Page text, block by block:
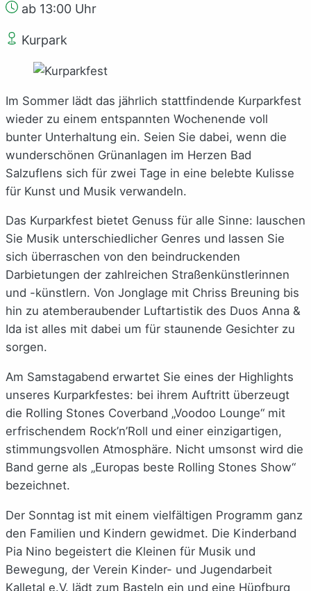
ab 13:00 Uhr
Kurpark
Im Sommer lädt das jährlich stattfindende Kurparkfest
wieder zu einem entspannten Wochenende voll
bunter Unterhaltung ein. Seien Sie dabei, wenn die
wunderschönen Grünanlagen im Herzen Bad
Salzuflens sich für zwei Tage in eine belebte Kulisse
für Kunst und Musik verwandeln.
Das Kurparkfest bietet Genuss für alle Sinne: lauschen
Sie Musik unterschiedlicher Genres und lassen Sie
sich überraschen von den beindruckenden
Darbietungen der zahlreichen Straßenkünstlerinnen
und -künstlern. Von Jonglage mit Chriss Breuning bis
hin zu atemberaubender Luftartistik des Duos Anna &
Ida ist alles mit dabei um für staunende Gesichter zu
sorgen.
Am Samstagabend erwartet Sie eines der Highlights
unseres Kurparkfestes: bei ihrem Auftritt überzeugt
die Rolling Stones Coverband „Voodoo Lounge“ mit
erfrischendem Rock’n’Roll und einer einzigartigen,
stimmungsvollen Atmosphäre. Nicht umsonst wird die
Band gerne als „Europas beste Rolling Stones Show“
bezeichnet.
Der Sonntag ist mit einem vielfältigen Programm ganz
den Familien und Kindern gewidmet. Die Kinderband
Pia Nino begeistert die Kleinen für Musik und
Bewegung, der Verein Kinder- und Jugendarbeit
Kalletal e.V. lädt zum Basteln ein und eine Hüpfburg